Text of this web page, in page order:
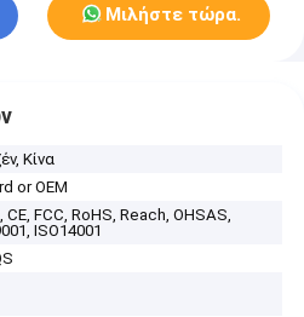
Μιλήστε τώρα.
Κίνα
or OEM
CE, FCC, RoHS, Reach, OHSAS,
ISO14001